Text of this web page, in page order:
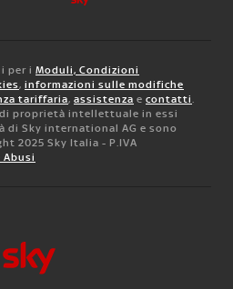
per i Moduli, Condizioni
, informazioni sulle modifiche
tariffaria, assistenza e contatti.
proprietà intellettuale in essi
Sky international AG e sono
2025 Sky Italia - P.IVA
Abusi